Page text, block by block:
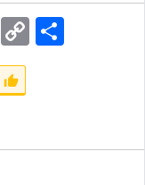
Copy
Link
اشتراک